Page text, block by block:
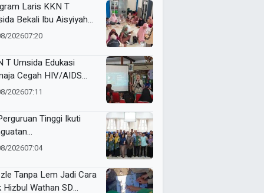
Laris KKN T
Bekali Ibu Aisyiyah
Produk Kreatif
202607:20
T Umsida Edukasi
Cegah HIV/AIDS
Program Sigap di
202607:11
Tinggi Ikuti
Hibah
202607:04
Tanpa Lem Jadi Cara
Hizbul Wathan SD